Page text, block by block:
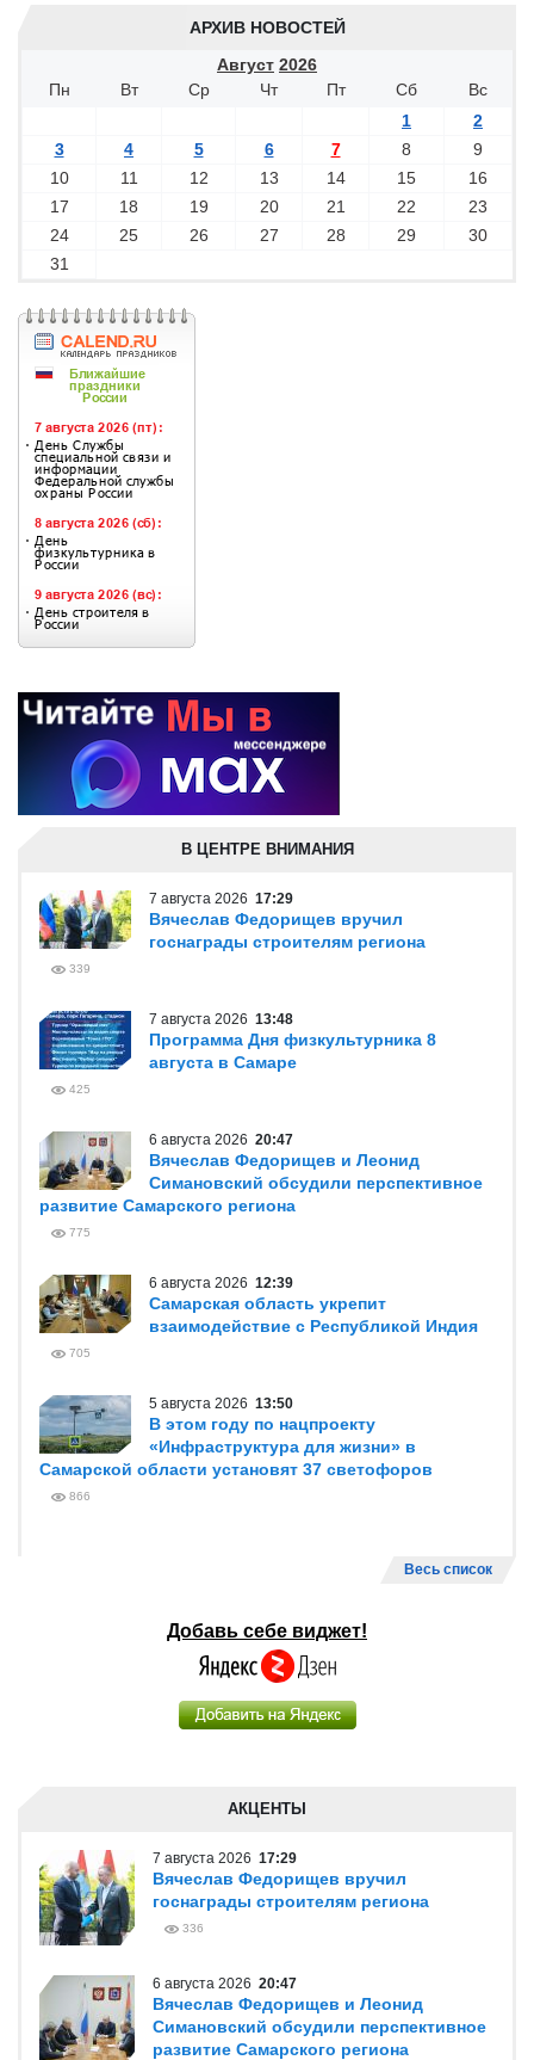
АРХИВ НОВОСТЕЙ
Август 2026
Пн
Вт Ср Чт Пт Сб
Вс
1
2
3
4 5 6 7 8
9
10
11 12 13 14 15
16
17
18 19 20 21 22
23
24
25 26 27 28 29
30
31
В ЦЕНТРЕ ВНИМАНИЯ
7 августа 2026 17:29
Вячеслав Федорищев вручил
госнаграды строителям региона
339
7 августа 2026 13:48
Программа Дня физкультурника 8
августа в Самаре
425
6 августа 2026 20:47
Вячеслав Федорищев и Леонид
Симановский обсудили перспективное
развитие Самарского региона
775
6 августа 2026 12:39
Самарская область укрепит
взаимодействие с Республикой Индия
705
5 августа 2026 13:50
В этом году по нацпроекту
«Инфраструктура для жизни» в
Самарской области установят 37 светофоров
866
Весь список
Добавь себе виджет!
АКЦЕНТЫ
7 августа 2026 17:29
Вячеслав Федорищев вручил
госнаграды строителям региона
336
6 августа 2026 20:47
Вячеслав Федорищев и Леонид
Симановский обсудили перспективное
развитие Самарского региона